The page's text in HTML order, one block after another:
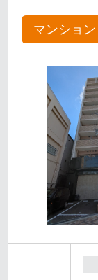
マンション